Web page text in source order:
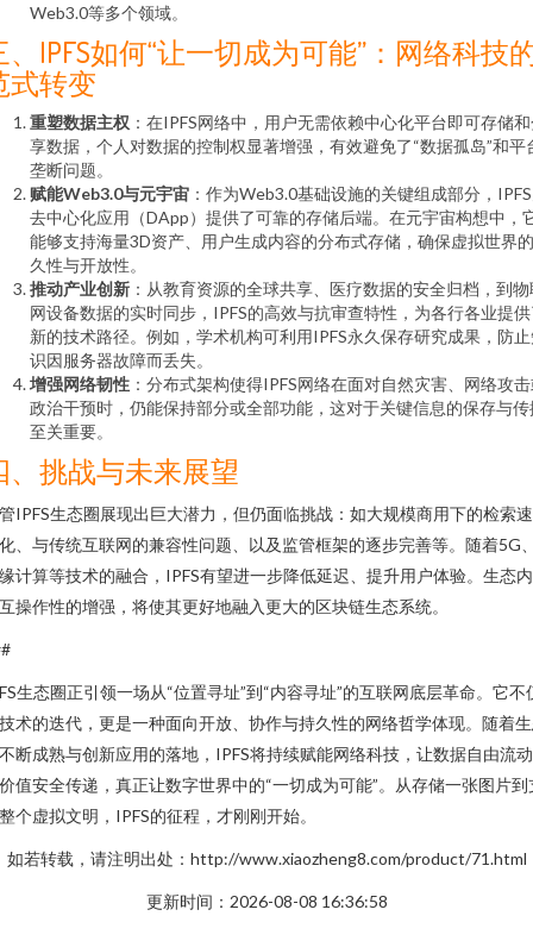
Web3.0等多个领域。
、IPFS如何“让一切成为可能”：网络科技
式转变
重塑数据主权 ：在IPFS网络中，用户无需依赖中心化平台即可存储
享数据，个人对数据的控制权显著增强，有效避免了“数据孤岛”和平
垄断问题。
赋能Web3.0与元宇宙 ：作为Web3.0基础设施的关键组成部分，
去中心化应用（DApp）提供了可靠的存储后端。在元宇宙构想中，
能够支持海量3D资产、用户生成内容的分布式存储，确保虚拟世界
久性与开放性。
推动产业创新 ：从教育资源的全球共享、医疗数据的安全归档，到物
网设备数据的实时同步，IPFS的高效与抗审查特性，为各行各业提
新的技术路径。例如，学术机构可利用IPFS永久保存研究成果，防
识因服务器故障而丢失。
增强网络韧性 ：分布式架构使得IPFS网络在面对自然灾害、网络攻
政治干预时，仍能保持部分或全部功能，这对于关键信息的保存与传
至关重要。
、挑战与未来展望
IPFS生态圈展现出巨大潜力，但仍面临挑战：如大规模商用下的检索
、与传统互联网的兼容性问题、以及监管框架的逐步完善等。随着5G
计算等技术的融合，IPFS有望进一步降低延迟、提升用户体验。生态
操作性的增强，将使其更好地融入更大的区块链生态系统。
生态圈正引领一场从“位置寻址”到“内容寻址”的互联网底层革命。它不
术的迭代，更是一种面向开放、协作与持久性的网络哲学体现。随着
断成熟与创新应用的落地，IPFS将持续赋能网络科技，让数据自由流
值安全传递，真正让数字世界中的“一切成为可能”。从存储一张图片到
个虚拟文明，IPFS的征程，才刚刚开始。
如若转载，请注明出处：http://www.xiaozheng8.com/product/71.html
更新时间：2026-08-08 16:36:58